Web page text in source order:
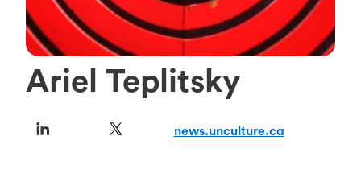
Ariel Teplitsky
news.unculture.ca